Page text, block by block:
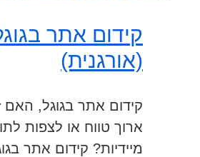
קידום אתר
(אורגנית)
קידום אתר בגוגל, האם
ארוך טווח או לצפות